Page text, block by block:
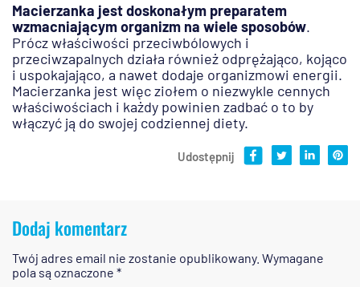
Macierzanka jest doskonałym preparatem
wzmacniającym organizm na wiele sposobów.
Prócz właściwości przeciwbólowych i
przeciwzapalnych działa również odprężająco, kojąco
i uspokajająco, a nawet dodaje organizmowi energii.
Macierzanka jest więc ziołem o niezwykle cennych
właściwościach i każdy powinien zadbać o to by
włączyć ją do swojej codziennej diety.
Udostępnij
Dodaj komentarz
Twój adres email nie zostanie opublikowany. Wymagane
pola są oznaczone *